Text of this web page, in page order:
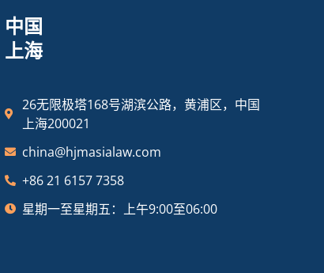
中国
上海
26无限极塔168号湖滨公路，黄浦区，中国
上海200021
china@hjmasialaw.com
+86 21 6157 7358
星期一至星期五：上午9:00至06:00